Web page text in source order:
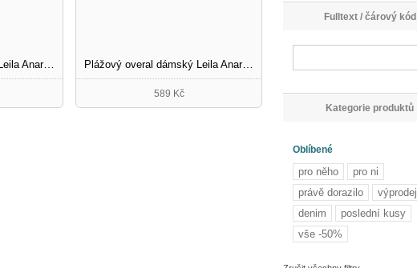
Plážový overal dámský Leila Anaranjado Plážový overal dámský Leila Anaranjado
589 Kč
Fulltext / čárový kód
Kategorie produktů
Oblíbené
pro něho
pro ni
právě dorazilo
výprodej
denim
poslední kusy
vše -50%